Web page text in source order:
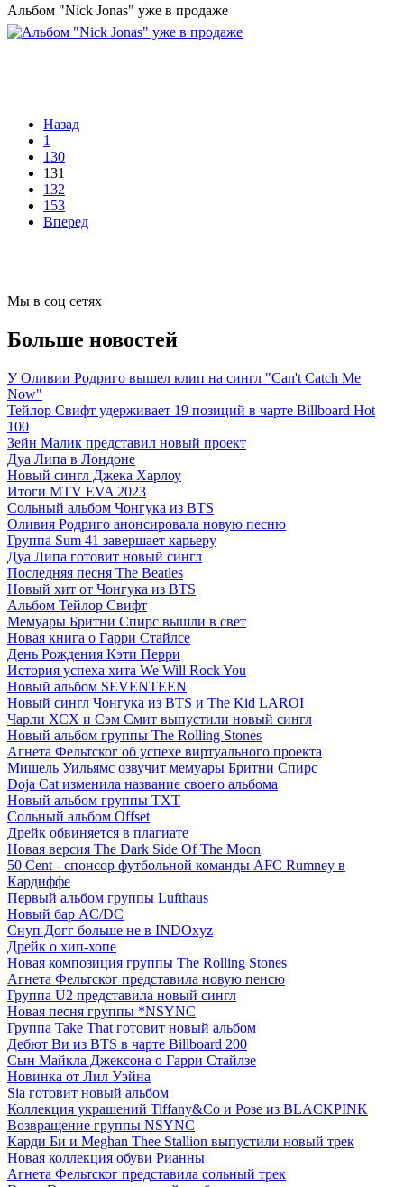
Альбом "Nick Jonas" уже в продаже
Назад
1
130
131
132
153
Вперед
Мы в соц сетях
Больше новостей
У Оливии Родриго вышел клип на сингл "Can't Catch Me
Now"
Тейлор Свифт удерживает 19 позиций в чарте Billboard Hot
100
Зейн Малик представил новый проект
Дуа Липа в Лондоне
Новый сингл Джека Харлоу
Итоги MTV EVA 2023
Сольный альбом Чонгука из BTS
Оливия Родриго анонсировала новую песню
Группа Sum 41 завершает карьеру
Дуа Липа готовит новый сингл
Последняя песня The Beatles
Новый хит от Чонгука из BTS
Альбом Тейлор Свифт
Мемуары Бритни Спирс вышли в свет
Новая книга о Гарри Стайлсе
День Рождения Кэти Перри
История успеха хита We Will Rock You
Новый альбом SEVENTEEN
Новый сингл Чонгука из BTS и The Kid LAROI
Чарли ХСХ и Сэм Смит выпустили новый сингл
Новый альбом группы The Rolling Stones
Агнета Фельтског об успехе виртуального проекта
Мишель Уильямс озвучит мемуары Бритни Спирс
Doja Cat изменила название своего альбома
Новый альбом группы TXT
Сольный альбом Offset
Дрейк обвиняется в плагиате
Новая версия The Dark Side Of The Moon
50 Cent - спонсор футбольной команды AFC Rumney в
Кардиффе
Первый альбом группы Lufthaus
Новый бар AC/DC
Снуп Догг больше не в INDOxyz
Дрейк о хип-хопе
Новая композиция группы The Rolling Stones
Агнета Фельтског представила новую пенсю
Группа U2 представила новый сингл
Новая песня группы *NSYNC
Группа Take That готовит новый альбом
Дебют Ви из BTS в чарте Billboard 200
Сын Майкла Джексона о Гарри Стайлзе
Новинка от Лил Уэйна
Sia готовит новый альбом
Коллекция украшений Tiffany&Co и Розе из BLACKPINK
Возвращение группы NSYNC
Карди Би и Meghan Thee Stallion выпустили новый трек
Новая коллекция обуви Рианны
Агнета Фельтског представила сольный трек